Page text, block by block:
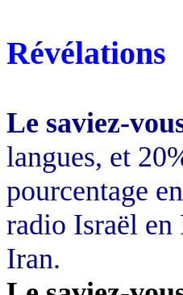
Révélations
Le saviez-
langues, et
pourcentage
radio Israël en
Iran.